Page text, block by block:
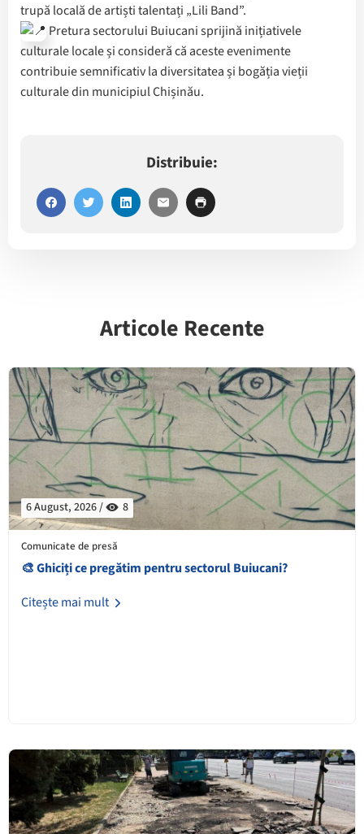
trupă locală de artiști talentați „Lili Band”.
Pretura sectorului Buiucani sprijină inițiativele
culturale locale și consideră că aceste evenimente
contribuie semnificativ la diversitatea și bogăția vieții
culturale din municipiul Chișinău.
Distribuie:
Articole Recente
6 August, 2026 / 8
Comunicate de presă
🎨 Ghiciți ce pregătim pentru sectorul Buiucani?
Citește mai mult